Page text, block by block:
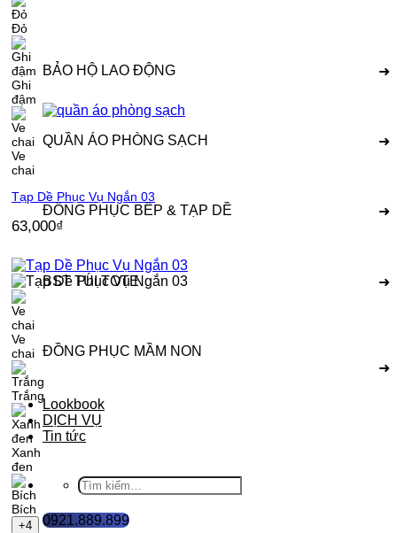
BẢO HỘ LAO ĐỘNG ➜
QUẦN ÁO PHÒNG SẠCH ➜
ĐỒNG PHỤC BẾP & TẠP DỀ ➜
BST TÚI TOTE ➜
ĐỒNG PHỤC MẦM NON
➜
Lookbook
DỊCH VỤ
Tin tức
Tìm
kiếm:
0921.889.899
Đỏ
Ghi
đậm
Ve
chai
Tạp Dề Phục Vụ Ngắn 03
63,000₫
Ve
chai
Trắng
Xanh
đen
Bích
+4